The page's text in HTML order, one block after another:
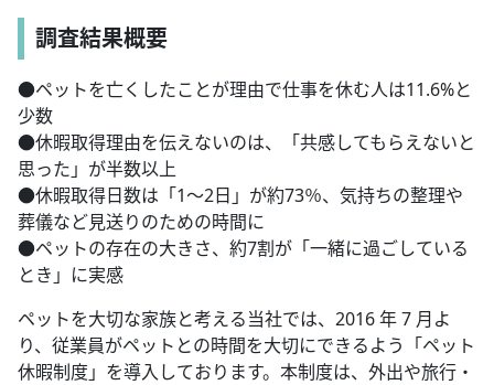
調査結果概要
●ペットを亡くしたことが理由で仕事を休む人は11.6%と
少数
●休暇取得理由を伝えないのは、「共感してもらえないと
思った」が半数以上
●休暇取得日数は「1～2日」が約73％、気持ちの整理や
葬儀など見送りのための時間に
●ペットの存在の大きさ、約7割が「一緒に過ごしている
とき」に実感
ペットを大切な家族と考える当社では、2016 年 7 月よ
り、従業員がペットとの時間を大切にできるよう「ペット
休暇制度」を導入しております。本制度は、外出や旅行・